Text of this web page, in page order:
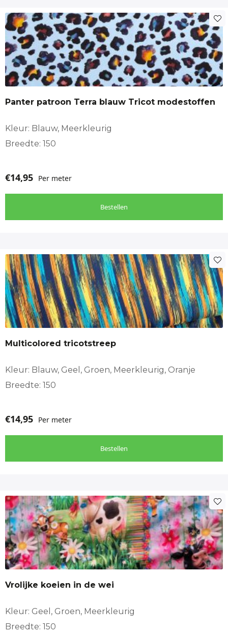
Panter patroon Terra blauw Tricot modestoffen
Kleur: Blauw, Meerkleurig
Breedte: 150
€14,95 Per meter
Bestellen
Multicolored tricotstreep
Kleur: Blauw, Geel, Groen, Meerkleurig, Oranje
Breedte: 150
€14,95 Per meter
Bestellen
Vrolijke koeien in de wei
Kleur: Geel, Groen, Meerkleurig
Breedte: 150